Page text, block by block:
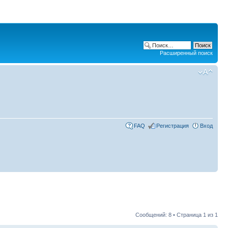
Расширенный поиск
FAQ Регистрация Вход
Сообщений: 8 • Страница 1 из 1